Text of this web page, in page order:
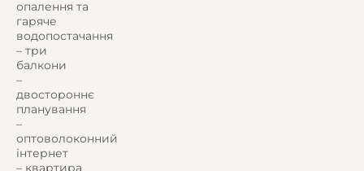
опалення та
гаряче
водопостачання
– три
балкони
–
двостороннє
планування
–
оптоволоконний
інтернет
– квартира